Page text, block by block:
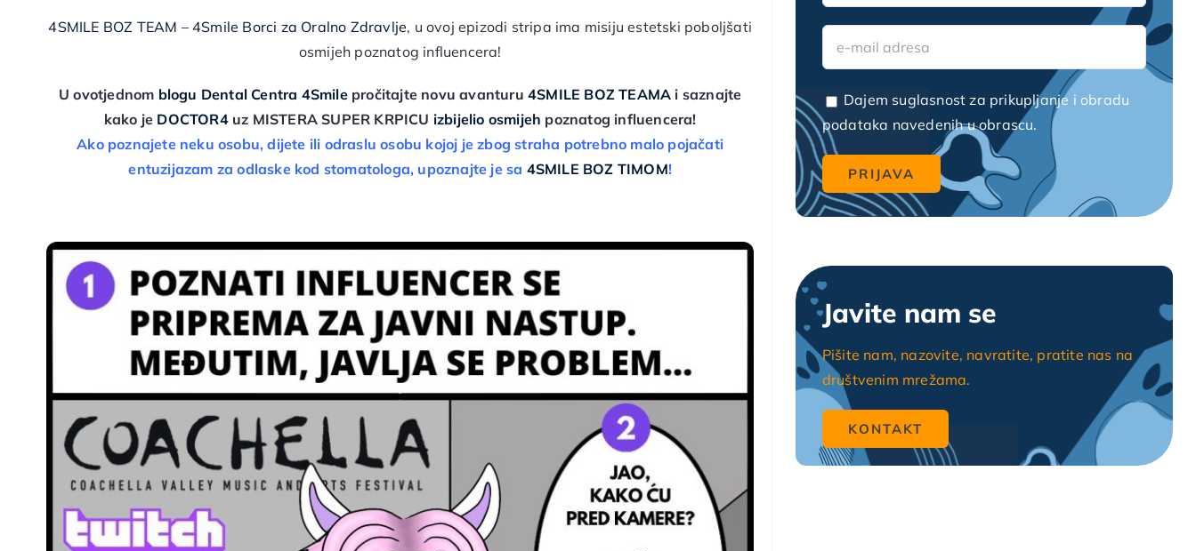
4SMILE BOZ TEAM – 4Smile Borci za Oralno Zdravlje, u ovoj epizodi stripa ima misiju estetski poboljšati
osmijeh poznatog influencera!
U ovotjednom blogu Dental Centra 4Smilepročitajte novu avanturu 4SMILE BOZ TEAMA i saznajte
kako je DOCTOR4uz MISTERA SUPER KRPICU izbijelio osmijeh poznatog influencera!
Ako poznajete neku osobu, dijete ili odraslu osobu kojoj je zbog straha potrebno malo pojačati
entuzijazam za odlaske kod stomatologa, upoznajte je sa 4SMILE BOZ TIMOM!
Dajem suglasnost za prikupljanje i obradu
podataka navedenih u obrascu.
Javite nam se
Pišite nam, nazovite, navratite, pratite nas na
društvenim mrežama.
KONTAKT